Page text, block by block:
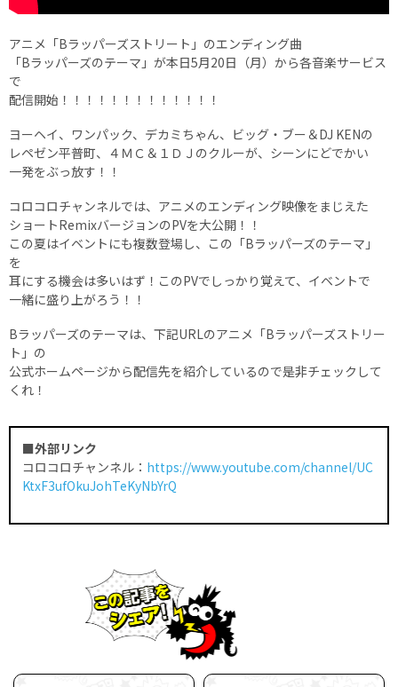
アニメ「Bラッパーズストリート」のエンディング曲
「Bラッパーズのテーマ」が本日5月20日（月）から各音楽サービス
で
配信開始！！！！！！！！！！！！！
ヨーヘイ、ワンパック、デカミちゃん、ビッグ・ブー＆DJ KENの
レペゼン平普町、４ＭＣ＆１ＤＪのクルーが、シーンにどでかい
一発をぶっ放す！！
コロコロチャンネルでは、アニメのエンディング映像をまじえた
ショートRemixバージョンのPVを大公開！！
この夏はイベントにも複数登場し、この「Bラッパーズのテーマ」
を
耳にする機会は多いはず！このPVでしっかり覚えて、イベントで
一緒に盛り上がろう！！
Bラッパーズのテーマは、下記URLのアニメ「Bラッパーズストリー
ト」の
公式ホームページから配信先を紹介しているので是非チェックして
くれ！
■外部リンク
コロコロチャンネル： https://www.youtube.com/channel/UC
KtxF3ufOkuJohTeKyNbYrQ